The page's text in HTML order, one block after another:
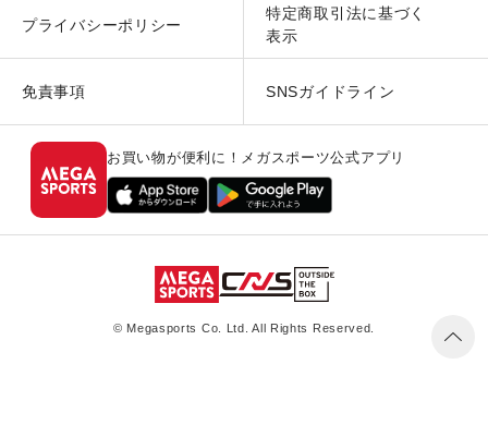
プライバシーポリシー
特定商取引法に基づく
表示
免責事項 SNSガイドライン
お買い物が便利に！メガスポーツ公式アプリ
© Megasports Co. Ltd. All Rights Reserved.